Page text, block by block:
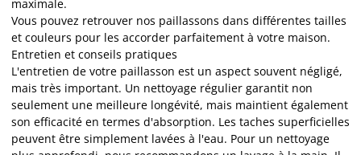
maximale.
Vous pouvez retrouver nos paillassons dans différentes tailles
et couleurs pour les accorder parfaitement à votre maison.
Entretien et conseils pratiques
L'entretien de votre paillasson est un aspect souvent négligé,
mais très important. Un nettoyage régulier garantit non
seulement une meilleure longévité, mais maintient également
son efficacité en termes d'absorption. Les taches superficielles
peuvent être simplement lavées à l'eau. Pour un nettoyage